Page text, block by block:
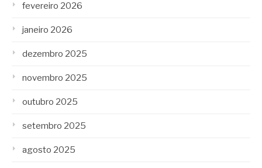
fevereiro 2026
janeiro 2026
dezembro 2025
novembro 2025
outubro 2025
setembro 2025
agosto 2025